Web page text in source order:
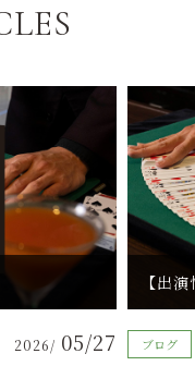
2026/ 05/27 ブログ
【出